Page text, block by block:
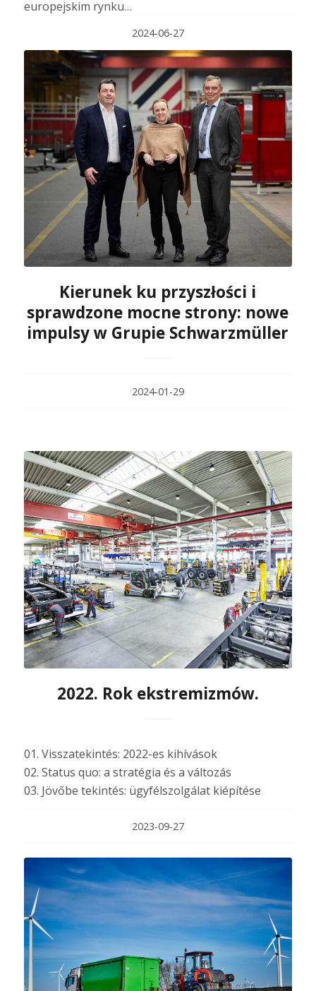
europejskim rynku…
2024-06-27
Kierunek ku przyszłości i
sprawdzone mocne strony: nowe
impulsy w Grupie Schwarzmüller
2024-01-29
2022. Rok ekstremizmów.
01. Visszatekintés: 2022-es kihívások
02. Status quo: a stratégia és a változás
03. Jövőbe tekintés: ügyfélszolgálat kiépítése
2023-09-27